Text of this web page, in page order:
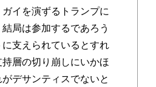
イを演ずるトランプに
局は参加するであろう
支えられているとすれ
層の切り崩しにいかほ
デサンティスでないと